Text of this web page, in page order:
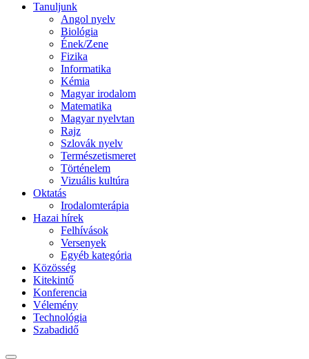
Tanuljunk
Angol nyelv
Biológia
Ének/Zene
Fizika
Informatika
Kémia
Magyar irodalom
Matematika
Magyar nyelvtan
Rajz
Szlovák nyelv
Természetismeret
Történelem
Vizuális kultúra
Oktatás
Irodalomterápia
Hazai hírek
Felhívások
Versenyek
Egyéb kategória
Közösség
Kitekintő
Konferencia
Vélemény
Technológia
Szabadidő